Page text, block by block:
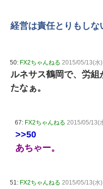
経営は責任とりもしな
50: FX2ちゃんねる 2015/05/13(水
ルネサス鶴岡で、労
たなぁ。
67: FX2ちゃんねる 2015/05/13(
>>50
あちゃー。
51: FX2ちゃんねる 2015/05/13(水